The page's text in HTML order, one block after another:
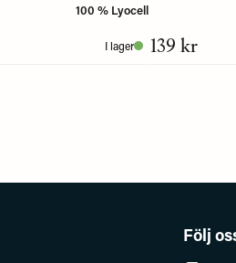
100 % Lyocell
I lager 139 kr
Följ